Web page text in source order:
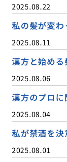
2025.08.22
私の髪が変
2025.08.11
漢方と始め
2025.08.06
漢方のプロ
2025.08.04
私が禁酒を
2025.08.01